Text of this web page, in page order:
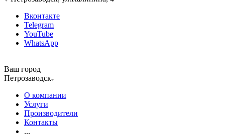
Вконтакте
Telegram
YouTube
WhatsApp
Ваш город
Петрозаводск
О компании
Услуги
Производители
Контакты
...